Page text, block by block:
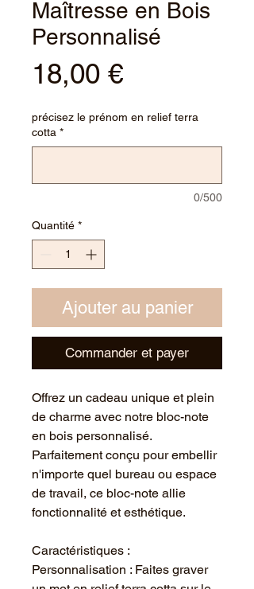
Maîtresse en Bois
Personnalisé
18,00 €Prix
précisez le prénom en relief terra
cotta *
0/500
Quantité *
Ajouter au panier
Commander et payer
Offrez un cadeau unique et plein
de charme avec notre bloc-note
en bois personnalisé.
Parfaitement conçu pour embellir
n'importe quel bureau ou espace
de travail, ce bloc-note allie
fonctionnalité et esthétique.
Caractéristiques :
Personnalisation : Faites graver